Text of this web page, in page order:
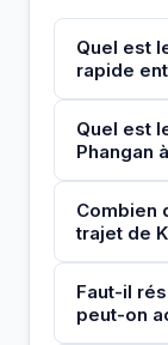
Quel est
rapide
Quel est
Phangan
Combien
trajet de
Faut-il
peut-on